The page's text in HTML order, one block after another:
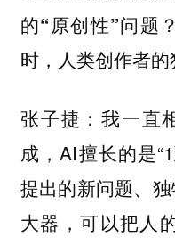
的“原创性”问题
时，人类创作者
张子捷 ：我一直
成，AI擅长的是
提出的新问题、
大器，可以把人